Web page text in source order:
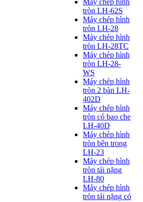
Máy chép hình
tròn LH-62S
Máy chép hình
tròn LH-28
Máy chép hình
tròn LH-28TC
Máy chép hình
tròn LH-28-
WS
Máy chép hình
tròn 2 bàn LH-
402D
Máy chép hình
tròn có bao che
LH-40D
Máy chép hình
tròn bên trong
LH-23
Máy chép hình
tròn tải nặng
LH-80
Máy chép hình
tròn tải nặng có